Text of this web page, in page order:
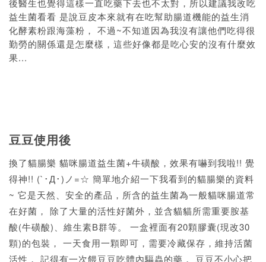
益生菌看看 是說豆皮本來就有在吃幫助腸道機能的益生消
化酵素粉跟海藻粉， 不過~不知道因為我沒有讓他們吃得很
勤勞的關係還是怎麼樣，這些好像都是吃心安的沒有什麼效
果...
豆豆使用後
換了貓腸樂 貓咪腸道益生菌+牛磺酸，效果有嚇到我啦!! 覺
得神!! (`･Д･)ノ=☆ 簡單地介紹一下我看到的貓腸樂的資料
~ 它是天然、安全的產品，所含的益生菌為一般貓咪腸道常
在好菌， 除了大量的活性好菌外，並含貓貓所需重要胺基
酸(牛磺酸)、維生素B群等。 一盒裡面有20顆膠囊(現改30
顆)的包裝， 一天食用一顆即可，需要冷藏保存，維持活菌
活性， 記得有一次餵豆豆吃體內驅蟲的藥， 豆豆不小心把